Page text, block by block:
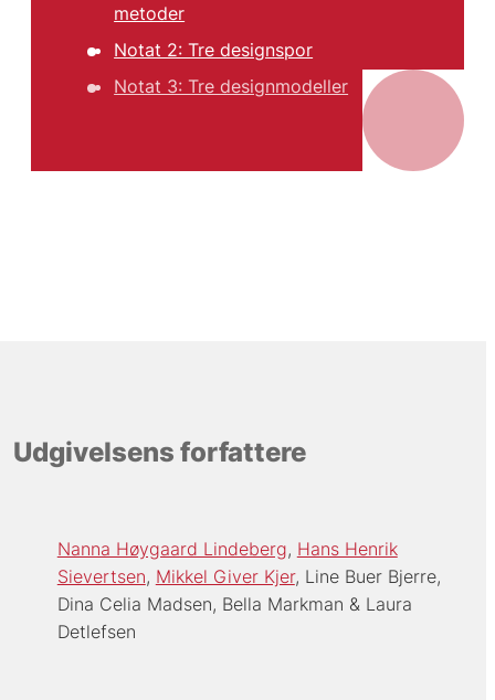
metoder
Notat 2: Tre designspor
Notat 3: Tre designmodeller
Udgivelsens forfattere
Nanna Høygaard Lindeberg Hans Henrik
Sievertsen Mikkel Giver Kjer Line Buer Bjerre
Dina Celia Madsen Bella Markman
Laura
Detlefsen